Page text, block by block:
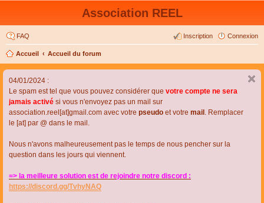
Association REEL
FAQ Connexion
Inscription
Accueil Accueil du forum
04/01/2024 :
Le spam est tel que vous pouvez considérer que votre compte ne sera
jamais activé si vous n'envoyez pas un mail sur
association.reel[at]gmail.com avec votre pseudo et votre mail . Remplacer
le [at] par @ dans le mail.
Nous n'avons malheureusement pas le temps de nous pencher sur la
question dans les jours qui viennent.
=> la meilleure solution est de rejoindre notre discord :
https://discord.gg/TvhyNAQ